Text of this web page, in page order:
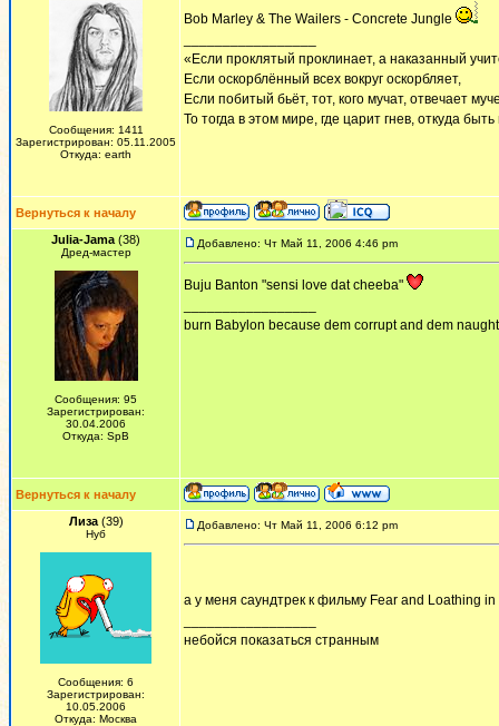
Сообщения: 1411
Зарегистрирован: 05.11.2005
Откуда: earth
Bob Marley & The Wailers - Concrete Jungle
«Если проклятый проклинает, а наказанный
Если оскорблённый всех вокруг оскорбляет,
Если побитый бьёт, тот, кого мучат, отвечает
То тогда в этом мире, где царит гнев, откуда
Вернуться к началу
Julia-Jama (38)
Дред-мастер
Сообщения: 95
Зарегистрирован:
30.04.2006
Откуда: SpB
Добавлено: Чт Май 11, 2006 4:46 pm
Buju Banton "sensi love dat cheeba"
burn Babylon because dem corrupt and dem
Вернуться к началу
Лиза(39)
Нуб
Сообщения: 6
Зарегистрирован:
10.05.2006
Откуда: Москва
Добавлено: Чт Май 11, 2006 6:12 pm
а у меня саундтрек к фильму Fear and Loathing
небойся показаться странным